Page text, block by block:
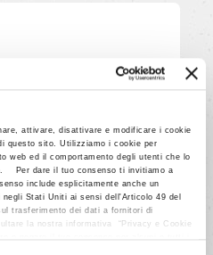
attivare, disattivare e modificare i cookie
questo sito. Utilizziamo i cookie per
web ed il comportamento degli utenti che lo
Per dare il tuo consenso ti invitiamo a
include esplicitamente anche un
Stati Uniti ai sensi dell'Articolo 49 del
trasferimento dei dati a fornitori di
la nostra informativa “Privacy e Cookie
ANGELI.
ferma gli
restante.